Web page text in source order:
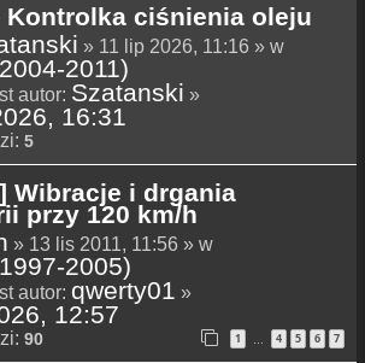
Kontrolka ciśnienia oleju
» 11 lip 2026, 11:16 » w
2011)
autor: Szatanski »
16:31
5
Wibracje i drgania
przy 120 km/h
» 13 lis 2011, 11:56 » w
2005)
autor: qwerty01 »
12:57
90 1 … 4 5 6 7